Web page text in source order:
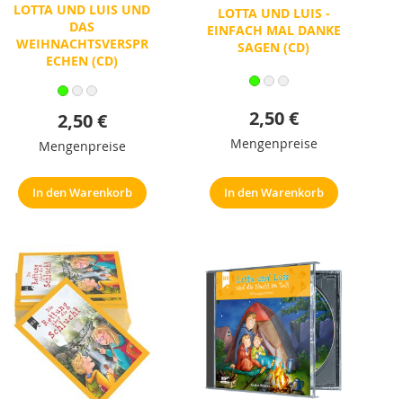
LOTTA UND LUIS UND
DAS
WEIHNACHTSVERSPR
ECHEN (CD)
2,50 €
Mengenpreise
In den Warenkorb
LOTTA UND LUIS -
EINFACH MAL DANKE
SAGEN (CD)
2,50 €
Mengenpreise
In den Warenkorb